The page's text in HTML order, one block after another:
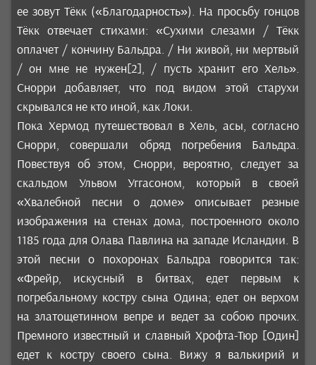
ее зовут Тёкк («Благодарность»). На просьбу гонцов
Тёкк отвечает стихами: «Сухими слезами / Тёкк
оплачет / кончину Бальдра. / Ни живой, ни мертвый
/ он мне не нужен[2], / пусть хранит его Хель».
Снорри добавляет, что под видом этой старухи
скрывался не кто иной, как Локи.
Пока Хермод путешествовал в Хель, асы, согласно
Снорри, совершали обряд погребения Бальдра.
Повествуя об этом, Снорри, вероятно, следует за
скальдом Ульвом Уггасоном, который в своей
«Хвалебной песни о доме» описывает резные
изображения на стенах дома, построенного около
1185 года для Олава Павлина на западе Исландии. В
этой песни о похоронах Бальдра говорится так:
«Фрейр, искусный в битвах, едет первым к
погребальному костру сына Одина; едет он верхом
на златощетинном вепре и ведет за собою прочих.
Премного известный и славный Хрофта-Тюр [Один]
едет к костру своего сына. Вижу я валькирий и